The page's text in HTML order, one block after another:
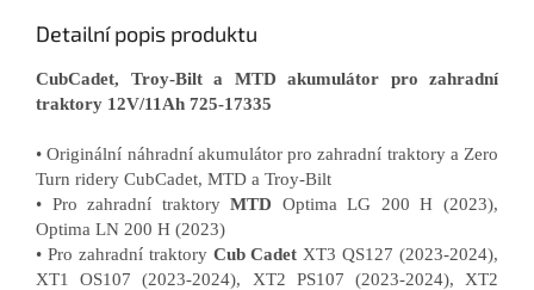
Detailní popis produktu
CubCadet, Troy-Bilt a MTD akumulátor pro zahradní
traktory 12V/11Ah 725-17335
• Originální náhradní akumulátor pro zahradní traktory a Zero
Turn ridery CubCadet, MTD a Troy-Bilt
• Pro zahradní traktoryMTD Optima LG 200 H (2023),
Optima LN 200 H (2023)
• Pro zahradní traktory Cub Cadet XT3 QS127 (2023-2024),
XT1 OS107 (2023-2024), XT2 PS107 (2023-2024), XT2